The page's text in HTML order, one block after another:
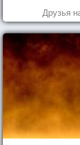
Друзья